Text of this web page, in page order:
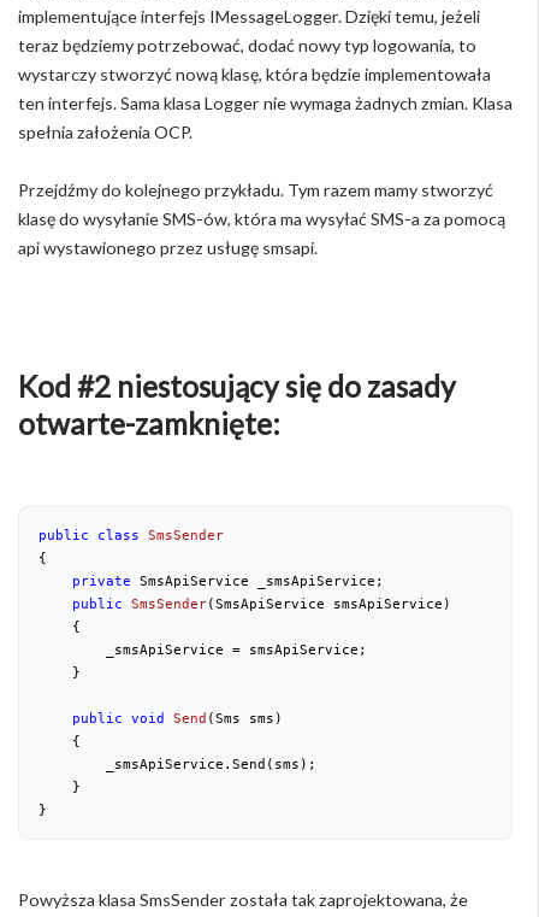
implementujące interfejs IMessageLogger. Dzięki temu, jeżeli
teraz będziemy potrzebować, dodać nowy typ logowania, to
wystarczy stworzyć nową klasę, która będzie implementowała
ten interfejs. Sama klasa Logger nie wymaga żadnych zmian. Klasa
spełnia założenia OCP.
Przejdźmy do kolejnego przykładu. Tym razem mamy stworzyć
klasę do wysyłanie SMS-ów, która ma wysyłać SMS-a za pomocą
api wystawionego przez usługę smsapi.
Kod #2 niestosujący się do zasady
otwarte-zamknięte:
public class SmsSender
{
private SmsApiService _smsApiService;
public SmsSender(SmsApiService smsApiService )
{
        _smsApiService = smsApiService;
    }
public void Send (Sms sms )
{
        _smsApiService.Send(sms);
    }
Powyższa klasa SmsSender została tak zaprojektowana, że